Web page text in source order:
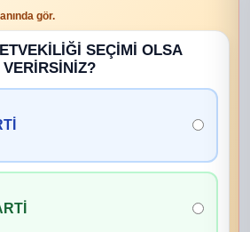
gör.
SEÇİMİ OLSA